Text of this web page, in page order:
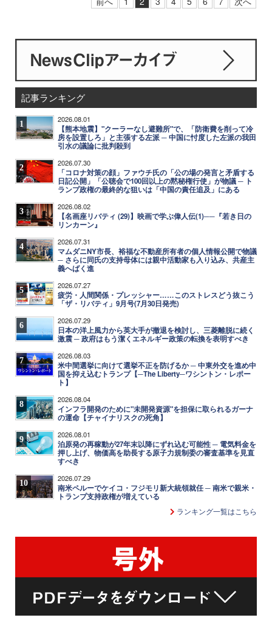
記事ランキング
1 2026.08.01
【熊本地震】"クーラーなし避難所"で、「防衛費を削って冷
房を設置しろ」と主張する左派 ─ 中国に忖度した左派の我田
引水の議論に批判殺到
2 2026.07.30
「コロナ対策の顔」ファウチ氏の「公の場の発言と矛盾する
日記公開」「公聴会で100回以上の黙秘権行使」が物議 ─ ト
ランプ政権の最終的な狙いは「中国の責任追及」にある
3 2026.08.02
【名画座リバティ (29)】映画で学ぶ偉人伝(1)──『若き日の
リンカーン』
4 2026.07.31
マムダニNY市長、裕福な不動産所有者の個人情報公開で物議
─ さらに同氏の支持母体には親中活動家も入り込み、共産主
義へばく進
5 2026.07.27
疲労・人間関係・プレッシャー……このストレスどう抜こう
「ザ・リバティ」9月号(7月30日発売)
6 2026.07.29
日本の洋上風力から英大手が撤退を検討し、三菱離脱に続く
激震 ─ 政府はもう潔くエネルギー政策の転換を表明すべき
7 2026.08.03
米中間選挙に向けて選挙不正を防げるか ─ 中東外交を進め中
国を抑え込むトランプ【─The Liberty─ワシントン・レポー
ト】
8 2026.08.04
インフラ開発のために"未開発資源"を担保に取られるガーナ
の運命【チャイナリスクの死角】
9 2026.08.01
泊原発の再稼動が27年末以降にずれ込む可能性 ─ 電気料金を
押し上げ、物価高を助長する原子力規制委の審査基準を見直
すべき
10 2026.07.29
南米ペルーでケイコ・フジモリ新大統領就任 ─ 南米で親米・
トランプ支持政権が増えている
ランキング一覧はこちら